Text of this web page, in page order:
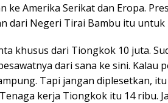
ke Amerika Serikat dan Eropa.
dari Negeri Tirai Bambu itu untuk
khusus dari Tiongkok 10 juta.
dari sana ke sini. Kalau
Tapi jangan diplesetkan,
kerja Tiongkok itu 14 ribu.